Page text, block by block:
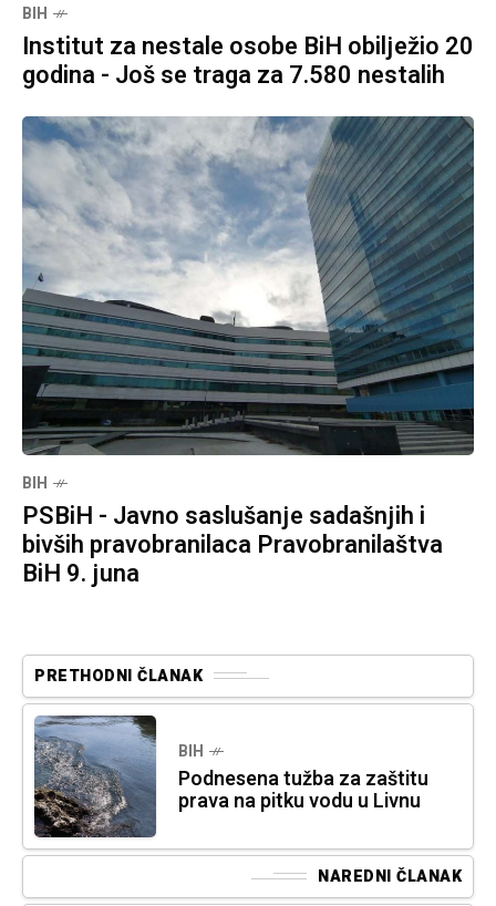
BIH
Institut za nestale osobe BiH obilježio 20
godina - Još se traga za 7.580 nestalih
BIH
PSBiH - Javno saslušanje sadašnjih i
bivših pravobranilaca Pravobranilaštva
BiH 9. juna
PRETHODNI ČLANAK
BIH
Podnesena tužba za zaštitu
prava na pitku vodu u Livnu
NAREDNI ČLANAK